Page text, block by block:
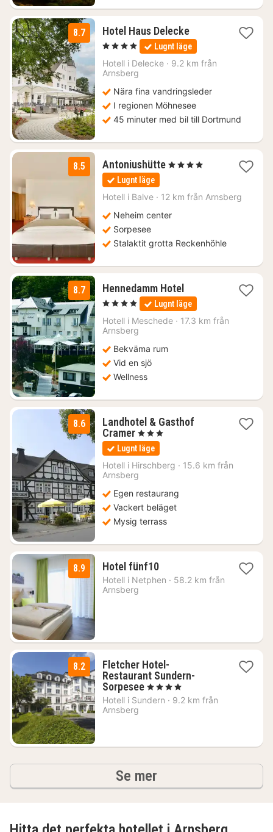
8.7 Hotel Haus Delecke1
natt
från
1461
, 4 Stjärnor Lugnt läge
Hotell i Delecke · 9.2 km från
Arnsberg
Nära fina vandringsleder
I regionen Möhnesee
45 minuter med bil till Dortmund
8.5 Antoniushütte1
1568
, 4 Stjärnor
Lugnt läge
Hotell i Balve · 12 km från Arnsberg
Neheim center
Sorpesee
Stalaktit grotta Reckenhöhle
8.7 Hennedamm Hotel3
nätter
för
1202
, 4 Stjärnor Lugnt läge
Hotell i Meschede · 17.3 km från
Arnsberg
Bekväma rum
Vid en sjö
Wellness
8.6
Landhotel & Gasthof
Cramer1
natt
från
1261
kr.
, 3 Stjärnor
Lugnt läge
Hotell i Hirschberg · 15.6 km från
Arnsberg
Egen restaurang
Vackert beläget
Mysig terrass
8.9 Hotel fünf101
natt
Hotell i Netphen · 58.2 km från
Arnsberg
8.2
Fletcher Hotel-
Restaurant Sundern-
Sorpesee1
natt
, 4 Stjärnor
Hotell i Sundern · 9.2 km från
Arnsberg
Se mer